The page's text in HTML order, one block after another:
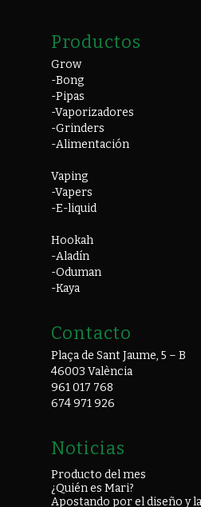
Productos
Grow
-Bong
-Pipas
-Vaporizadores
-Grinders
-Alimentación
Vaping
-Vapers
-E-liquid
Hookah
-Aladín
-Oduman
-Kaya
Contacto
Plaça de Sant Jaume, 5 – B
46003 València
961 017 768
674 971 926
Noticias
Producto del mes
¿Quién es Mari?
Apostando por el diseño y